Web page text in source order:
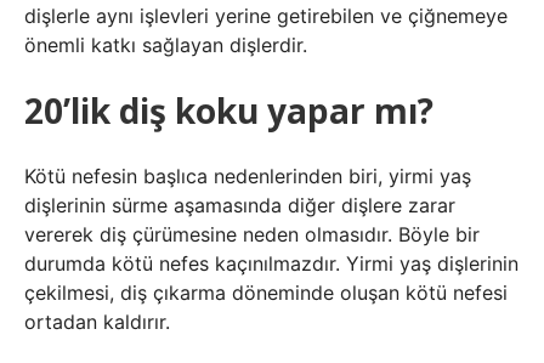
dişlerle aynı işlevleri yerine getirebilen ve çiğnemeye
önemli katkı sağlayan dişlerdir.
20’lik diş koku yapar mı?
Kötü nefesin başlıca nedenlerinden biri, yirmi yaş
dişlerinin sürme aşamasında diğer dişlere zarar
vererek diş çürümesine neden olmasıdır. Böyle bir
durumda kötü nefes kaçınılmazdır. Yirmi yaş dişlerinin
çekilmesi, diş çıkarma döneminde oluşan kötü nefesi
ortadan kaldırır.